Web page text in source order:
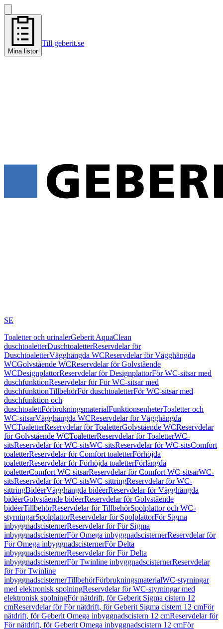
Mina listor
Till geberit.se
SE
Toaletter och urinalerGeberit AquaClean
duschtoaletterDuschtoaletterReservdelar för
DuschtoaletterVägghängda WCReservdelar för Vägghängda
WCGolvstående WCReservdelar för Golvstående
WCDesignplattorReservdelar för DesignplattorFör WC-sitsar med
duschfunktionReservdelar för För WC-sitsar med
duschfunktionTillbehörFör duschtoaletterFör WC-sitsar med
duschfunktion och
duschtoalettFörbrukningsmaterialFunktionsenheterToaletter och
WC-sitsarVägghängda WCReservdelar för Vägghängda
WCToaletterReservdelar för ToaletterGolvstående WCReservdelar
för Golvstående WCToaletterReservdelar för ToaletterWC-
sitsReservdelar för WC-sitsWC-sitsReservdelar för WC-sitsComfort
toaletterReservdelar för Comfort toaletterFörhöjda
toaletterReservdelar för Förhöjda toaletterFörlängda
toaletterComfort WC-sitsarReservdelar för Comfort WC-sitsarWC-
sitsReservdelar för WC-sitsWC-sittringReservdelar för WC-
sittringBidéerVägghängda bidéerReservdelar för Vägghängda
bidéerGolvstående bidéerReservdelar för Golvstående
bidéerTillbehörReservdelar för TillbehörSpolplattor och WC-
styrningarSpolplattorReservdelar för SpolplattorFör Sigma
inbyggnadscisternerReservdelar för För Sigma
inbyggnadscisternerFör Omega inbyggnadscisternerReservdelar för
För Omega inbyggnadscisternerFör Delta
inbyggnadscisternerReservdelar för För Delta
inbyggnadscisternerFör Twinline inbyggnadscisternerReservdelar
för För Twinline
inbyggnadscisternerTillbehörFörbrukningsmaterialWC-styrningar
med elektronisk spolningReservdelar för WC-styrningar med
elektronisk spolningFör nätdrift, för Geberit Sigma cistern 12
cmReservdelar för För nätdrift, för Geberit Sigma cistern 12 cmFör
nätdrift, för Geberit Omega inbyggnadscistern 12 cmReservdelar för
För nätdrift, för Geberit Omega inbyggnadscistern 12 cmFör